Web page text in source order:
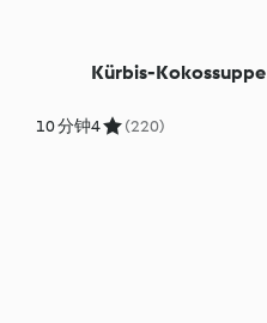
10 分钟
Kürbis-Kokossuppe
4 (220)